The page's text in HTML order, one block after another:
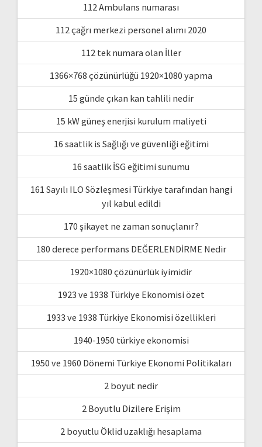
112 Ambulans numarası
112 çağrı merkezi personel alımı 2020
112 tek numara olan İller
1366×768 çözünürlüğü 1920×1080 yapma
15 günde çıkan kan tahlili nedir
15 kW güneş enerjisi kurulum maliyeti
16 saatlik is Sağlığı ve güvenliği eğitimi
16 saatlik İSG eğitimi sunumu
161 Sayılı ILO Sözleşmesi Türkiye tarafından hangi
yıl kabul edildi
170 şikayet ne zaman sonuçlanır?
180 derece performans DEĞERLENDİRME Nedir
1920×1080 çözünürlük iyimidir
1923 ve 1938 Türkiye Ekonomisi özet
1933 ve 1938 Türkiye Ekonomisi özellikleri
1940-1950 türkiye ekonomisi
1950 ve 1960 Dönemi Türkiye Ekonomi Politikaları
2 boyut nedir
2 Boyutlu Dizilere Erişim
2 boyutlu Öklid uzaklığı hesaplama